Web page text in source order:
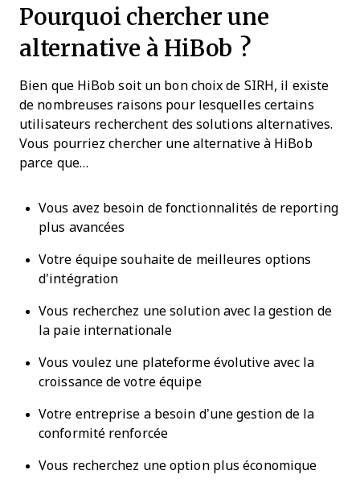
Pourquoi chercher une
alternative à HiBob ?
Bien que HiBob soit un bon choix de SIRH, il existe
de nombreuses raisons pour lesquelles certains
utilisateurs recherchent des solutions alternatives.
Vous pourriez chercher une alternative à HiBob
parce que…
Vous avez besoin de fonctionnalités de reporting
plus avancées
Votre équipe souhaite de meilleures options
d'intégration
Vous recherchez une solution avec la gestion de
la paie internationale
Vous voulez une plateforme évolutive avec la
croissance de votre équipe
Votre entreprise a besoin d’une gestion de la
conformité renforcée
Vous recherchez une option plus économique